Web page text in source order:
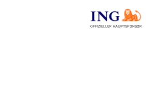
OFFIZIELLER HAUPTSPONSOR